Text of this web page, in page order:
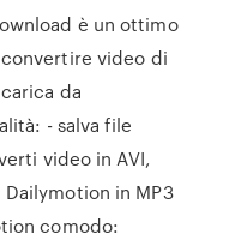
è un ottimo
video di
da
- salva file
video in AVI,
in MP3
comodo: